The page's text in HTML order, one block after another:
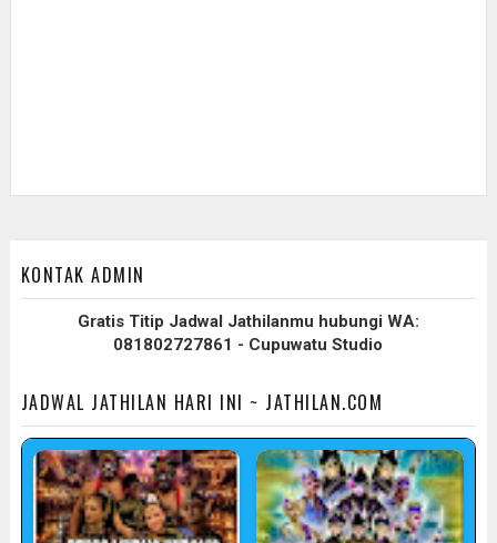
KONTAK ADMIN
Gratis Titip Jadwal Jathilanmu hubungi WA:
081802727861 - Cupuwatu Studio
JADWAL JATHILAN HARI INI ~ JATHILAN.COM